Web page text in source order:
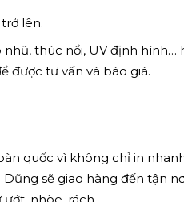
lên.
thúc nổi, UV định hình…
được tư vấn và báo giá.
quốc vì không chỉ in
sẽ giao hàng đến tận